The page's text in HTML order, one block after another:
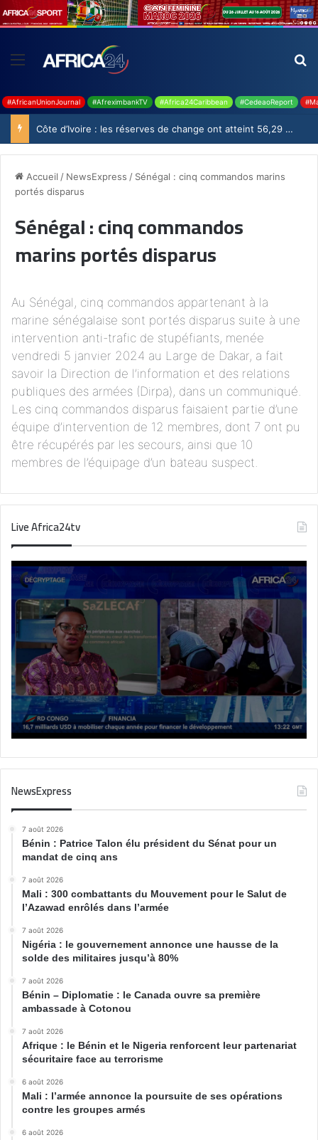
#AfricanUnionJournal #AfreximbankTV #Africa24Caribbean #CedeaoReport
Côte d’Ivoire : les réserves de change ont atteint 56,29 milliards USD en juillet
Accueil / NewsExpress / Sénégal : cinq commandos marins
portés disparus
Sénégal : cinq commandos
marins portés disparus
Au Sénégal, cinq commandos appartenant à la
marine sénégalaise sont portés disparus suite à une
intervention anti-trafic de stupéfiants, menée
vendredi 5 janvier 2024 au Large de Dakar, a fait
savoir la Direction de l’information et des relations
publiques des armées (Dirpa), dans un communiqué.
Les cinq commandos disparus faisaient partie d’une
équipe d’intervention de 12 membres, dont 7 ont pu
être récupérés par les secours, ainsi que 10
membres de l’équipage d’un bateau suspect.
Live Africa24tv
NewsExpress
7 août 2026
Bénin : Patrice Talon élu président du Sénat pour un
mandat de cinq ans
7 août 2026
Mali : 300 combattants du Mouvement pour le Salut de
l’Azawad enrôlés dans l’armée
7 août 2026
Nigéria : le gouvernement annonce une hausse de la
solde des militaires jusqu’à 80%
7 août 2026
Bénin – Diplomatie : le Canada ouvre sa première
ambassade à Cotonou
7 août 2026
Afrique : le Bénin et le Nigeria renforcent leur partenariat
sécuritaire face au terrorisme
6 août 2026
Mali : l’armée annonce la poursuite de ses opérations
contre les groupes armés
6 août 2026